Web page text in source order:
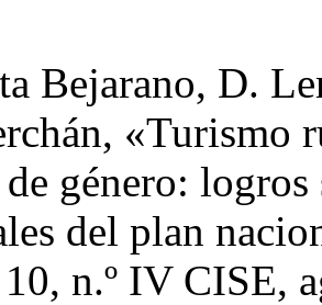
Bejarano, D.
«Turismo
género:
del plan
n.º IV CISE,